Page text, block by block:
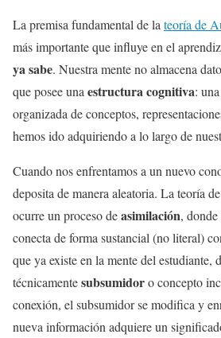
La premisa fundamental de lateoría de
más importante que influye en el
ya sabe. Nuestra mente no almacena
que posee unaestructura cognitiva:
organizada de conceptos,
hemos ido adquiriendo a lo largo de
Cuando nos enfrentamos a un nuevo
deposita de manera aleatoria. La teoría
ocurre un proceso deasimilación,
conecta de forma sustancial (no literal)
que ya existe en la mente del estudiante,
técnicamentesubsumidoro concepto
conexión, el subsumidor se modifica y
nueva información adquiere un